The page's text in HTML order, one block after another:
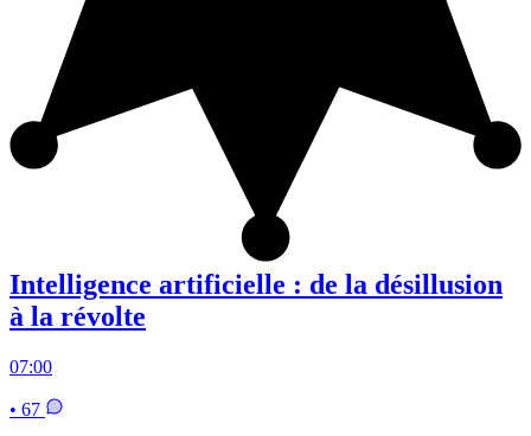
Intelligence artificielle : de la désillusion
à la révolte
07:00
• 67